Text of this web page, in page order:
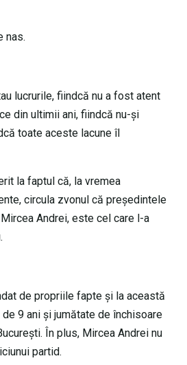
nas.
lucrurile, fiindcă nu a fost atent
din ultimii ani, fiindcă nu-și
toate aceste lacune îl
la faptul că, la vremea
circula zvonul că președintele
Andrei, este cel care l-a
de propriile fapte și la această
9 ani și jumătate de închisoare
În plus, Mircea Andrei nu
partid.